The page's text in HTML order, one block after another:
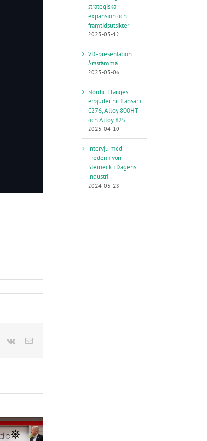
Pinterest
Vk
E-
strategiska
expansion och
framtidsutsikter
2025-05-12
VD-presentation
Årsstämma
2025-05-06
Nordic Flanges
erbjuder nu flänsar i
C276, Alloy 800HT
och Alloy 825
2025-04-10
Intervju med
Frederik von
Sterneck i Dagens
Industri
2024-05-28